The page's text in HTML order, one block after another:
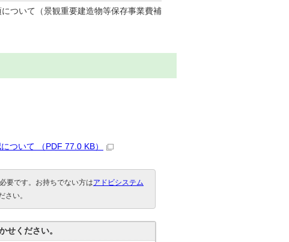
ついて（景観重要建造物等保存事業費補
ついて （PDF 77.0 KB）
要です。お持ちでない方はアドビシステム
さい。
せください。